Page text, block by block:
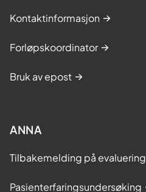
Kontaktinformasjon
Forløpskoordinator
Bruk av epost
ANNA
Tilbakemelding på evaluering
Pasienterfaringsundersøking